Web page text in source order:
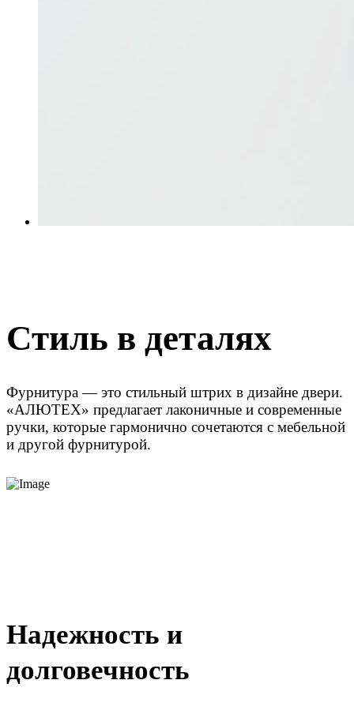
Стиль в деталях
Фурнитура — это стильный штрих в дизайне двери.
«АЛЮТЕХ» предлагает лаконичные и современные
ручки, которые гармонично сочетаются с мебельной
и другой фурнитурой.
Надежность и
долговечность